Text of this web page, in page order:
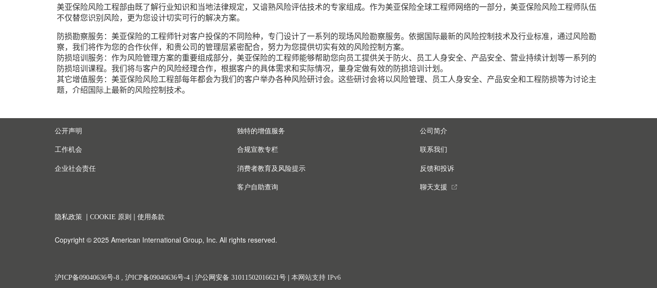
美亚保险风险工程部由既了解行业知识和当地法律规定，又谙熟风险评估技术的专家组成。作为美亚保险全球工程师网络的一部分，美亚保险风险工程师队伍
不仅替您识别风险，更为您设计切实可行的解决方案。
防损勘察服务：美亚保险的工程师针对客户投保的不同险种，专门设计了一系列的现场风险勘察服务。依据国际最新的风险控制技术及行业标准，通过风险勘
察，我们将作为您的合作伙伴，和贵公司的管理层紧密配合，努力为您提供切实有效的风险控制方案。
防损培训服务：作为风险管理方案的重要组成部分，美亚保险的工程师能够帮助您向员工提供关于防火、员工人身安全、产品安全、营业持续计划等一系列的
防损培训课程。我们将与客户的风险经理合作，根据客户的具体需求和实际情况，量身定做有效的防损培训计划。
其它增值服务：美亚保险风险工程部每年都会为我们的客户举办各种风险研讨会。这些研讨会将以风险管理、员工人身安全、产品安全和工程防损等为讨论主
题，介绍国际上最新的风险控制技术。
公开声明
工作机会
企业社会责任
独特的增值服务
合规宣教专栏
消费者教育及风险提示
客户自助查询
公司简介
联系我们
反馈和投诉
聊天支援 external_link
隐私政策| COOKIE 原则 | 使用条款
Copyright © 2025 American International Group, Inc. All rights reserved.
沪ICP备09040636号-8, 沪ICP备09040636号-4| 沪公网安备 31011502016621号| 本网站支持 IPv6